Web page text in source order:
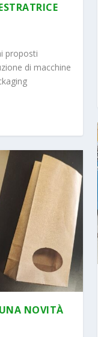
proposti
di macchine
UNA NOVITÀ